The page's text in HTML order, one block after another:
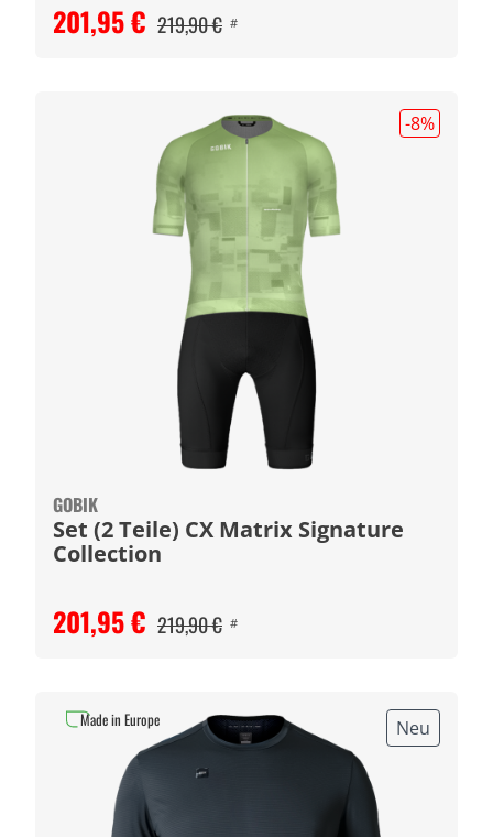
201,95 € 219,90 € #
-8%
GOBIK
Set (2 Teile) CX Matrix Signature
Collection
201,95 € 219,90 € #
Neu
Made in Europe